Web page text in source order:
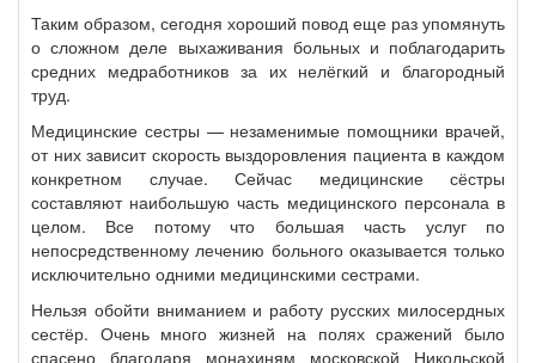
Таким образом, сегодня хороший повод еще раз упомянуть
о сложном деле выхаживания больных и поблагодарить
средних медработников за их нелёгкий и благородный
труд.
Медицинские сестры — незаменимые помощники врачей,
от них зависит скорость выздоровления пациента в каждом
конкретном случае. Сейчас медицинские сёстры
составляют наибольшую часть медицинского персонала в
целом. Все потому что большая часть услуг по
непосредственному лечению больного оказывается только
исключительно одними медицинскими сестрами.
Нельзя обойти вниманием и работу русских милосердных
сестёр. Очень много жизней на полях сражений было
спасено благодаря монахиням московской Никольской